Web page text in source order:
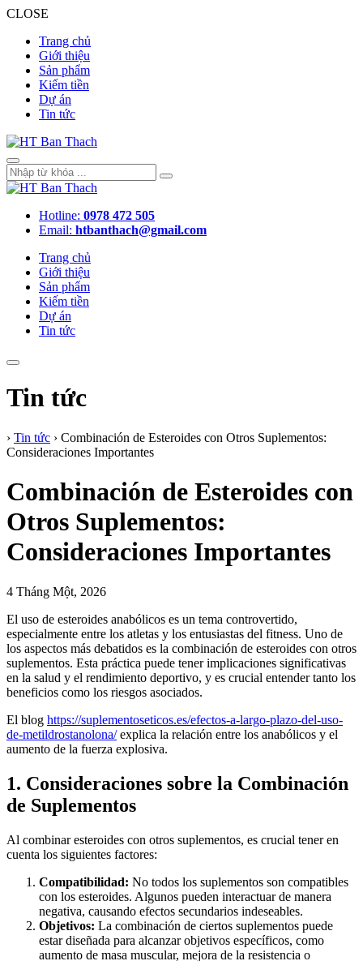
CLOSE
Trang chủ
Giới thiệu
Sản phẩm
Kiếm tiền
Dự án
Tin tức
Hotline: 0978 472 505
Email: htbanthach@gmail.com
Trang chủ
Giới thiệu
Sản phẩm
Kiếm tiền
Dự án
Tin tức
Tin tức
› Tin tức › Combinación de Esteroides con Otros Suplementos:
Consideraciones Importantes
Combinación de Esteroides con
Otros Suplementos:
Consideraciones Importantes
4 Tháng Một, 2026
El uso de esteroides anabólicos es un tema controvertido,
especialmente entre los atletas y los entusiastas del fitness. Uno de
los aspectos más debatidos es la combinación de esteroides con otros
suplementos. Esta práctica puede tener implicaciones significativas
en la salud y el rendimiento deportivo, y es crucial entender tanto los
beneficios como los riesgos asociados.
El blog https://suplementoseticos.es/efectos-a-largo-plazo-del-uso-
de-metildrostanolona/explica la relación entre los anabólicos y el
aumento de la fuerza explosiva.
1. Consideraciones sobre la Combinación
de Suplementos
Al combinar esteroides con otros suplementos, es crucial tener en
cuenta los siguientes factores:
Compatibilidad: No todos los suplementos son compatibles
con los esteroides. Algunos pueden interactuar de manera
negativa, causando efectos secundarios indeseables.
Objetivos: La combinación de ciertos suplementos puede
estar diseñada para alcanzar objetivos específicos, como
aumento de masa muscular, mejora de la resistencia o